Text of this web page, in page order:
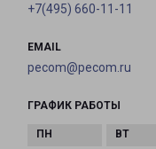
+7(495) 660-11-11
EMAIL
pecom@pecom.ru
ГРАФИК РАБОТЫ